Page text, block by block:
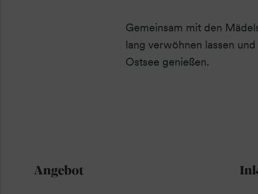
Gemeinsam mit den
lang verwöhnen lassen
Ostsee genießen.
Angebot